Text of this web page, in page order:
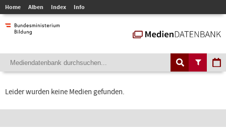
Home Alben Index Info
Leider wurden keine Medien gefunden.